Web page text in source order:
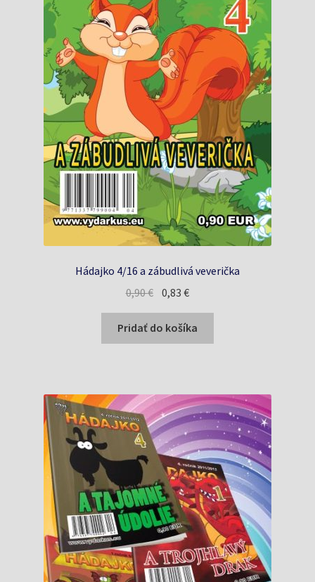
Hádajko 4/16 a zábudlivá veverička
0,90€ Pôvodná
bola:
0,90 €.
0,83€Aktuálna
je:
0,83 €.
Pridať do košíka